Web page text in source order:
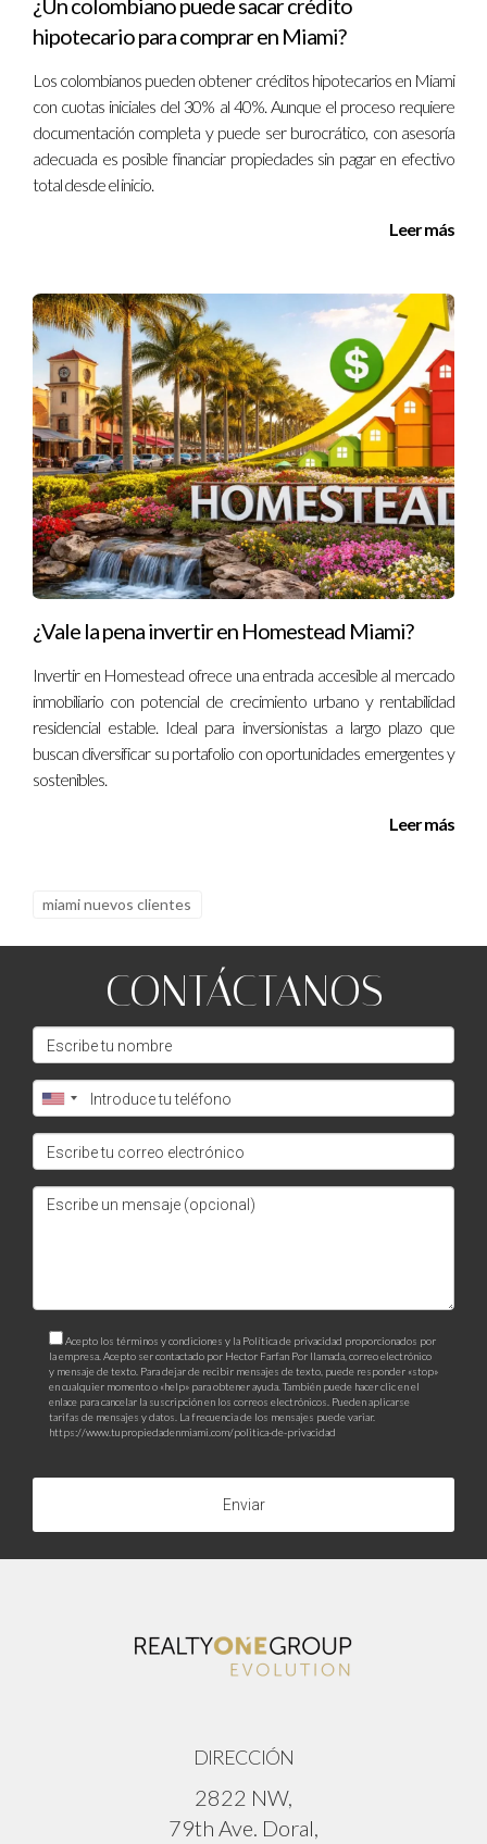
adaptadas a tus necesidades y minimizar riesgos.
CONCLUSIÓN Y CONTACTO
CON EL EXPERTO
Aunque una caída en el mercado inmobiliario puede
con amplias oportunidades para inversionistas
informados.
Héctor Farfán, experto inmobiliario con amplia
experiencia internacional, está listo para ayudarte a
navegar estos escenarios y maximizar tus beneficios. Si
quieres asesoría personalizada o tienes dudas sobre
invertir ahora mismo, no dudes en contactarme. Juntos
construiremos tu éxito financiero.
¿Un colombiano puede sacar crédito
hipotecario para comprar en Miami?
Los colombianos pueden obtener créditos hipotecarios en Miami
con cuotas iniciales del 30% al 40%. Aunque el proceso requiere
documentación completa y puede ser burocrático, con asesoría
adecuada es posible financiar propiedades sin pagar en efectivo
total desde el inicio.
Leer más
¿Vale la pena invertir en Homestead Miami?
Invertir en Homestead ofrece una entrada accesible al mercado
inmobiliario con potencial de crecimiento urbano y rentabilidad
residencial estable. Ideal para inversionistas a largo plazo que
buscan diversificar su portafolio con oportunidades emergentes y
sostenibles.
Leer más
miami nuevos clientes
CONTÁCTANOS
Acepto los términos y condiciones y la Política de privacidad proporcionados por
la empresa. Acepto ser contactado por Hector Farfan Por llamada, correo electrónico
y mensaje de texto. Para dejar de recibir mensajes de texto, puede responder «stop»
en cualquier momento o «help» para obtener ayuda. También puede hacer clic en el
enlace para cancelar la suscripción en los correos electrónicos. Pueden aplicarse
tarifas de mensajes y datos. La frecuencia de los mensajes puede variar.
https://www.tupropiedadenmiami.com/politica-de-privacidad
Enviar
DIRECCIÓN
2822 NW,
79th Ave. Doral,